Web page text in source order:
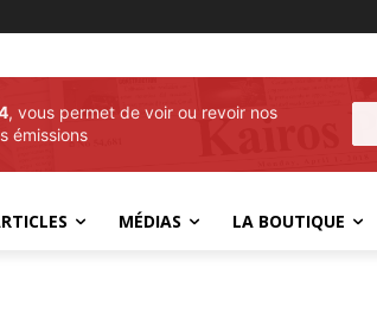
, vous permet de voir ou revoir nos
émissions
MÉDIAS LA BOUTIQUE